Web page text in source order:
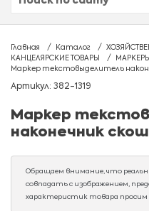
Главная Каталог
КАНЦЕЛЯРСКИЕ ТОВАРЫ
МАРКЕРЫ
Маркер текстовыделитель
Артикул: 382-1319
Маркер
наконечник
Обращаем внимание, что
совпадать с изображением,
характеристик товара просим